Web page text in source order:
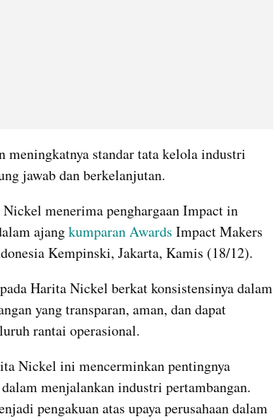
meningkatnya standar tata kelola industri
jawab dan berkelanjutan.
menerima penghargaan Impact in
ajang kumparan Awards Impact Makers
Kempinski, Jakarta, Kamis (18/12).
Harita Nickel berkat konsistensinya dalam
yang transparan, aman, dan dapat
rantai operasional.
Nickel ini mencerminkan pentingnya
menjalankan industri pertambangan.
pengakuan atas upaya perusahaan dalam